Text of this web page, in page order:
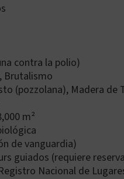
contra la polio)
Brutalismo
(pozzolana), Madera
m²
de vanguardia)
guiados (requiere
Nacional de